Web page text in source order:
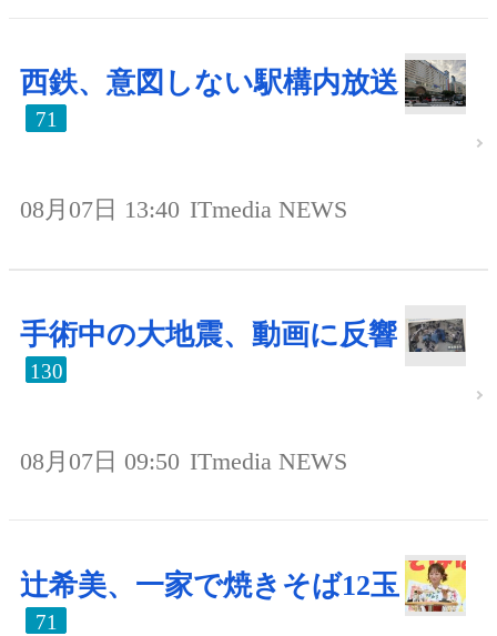
西鉄、意図しない駅構内放送
71
08月07日 13:40 ITmedia NEWS
手術中の大地震、動画に反響
130
08月07日 09:50 ITmedia NEWS
辻希美、一家で焼きそば12玉
71